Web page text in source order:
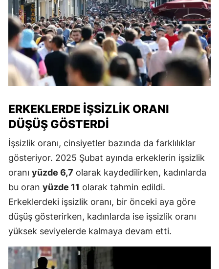
ERKEKLERDE İŞSIZLIK ORANI
DÜŞÜŞ GÖSTERDI
İşsizlik oranı, cinsiyetler bazında da farklılıklar
gösteriyor. 2025 Şubat ayında erkeklerin işsizlik
oranı yüzde 6,7 olarak kaydedilirken, kadınlarda
bu oran yüzde 11 olarak tahmin edildi.
Erkeklerdeki işsizlik oranı, bir önceki aya göre
düşüş gösterirken, kadınlarda ise işsizlik oranı
yüksek seviyelerde kalmaya devam etti.